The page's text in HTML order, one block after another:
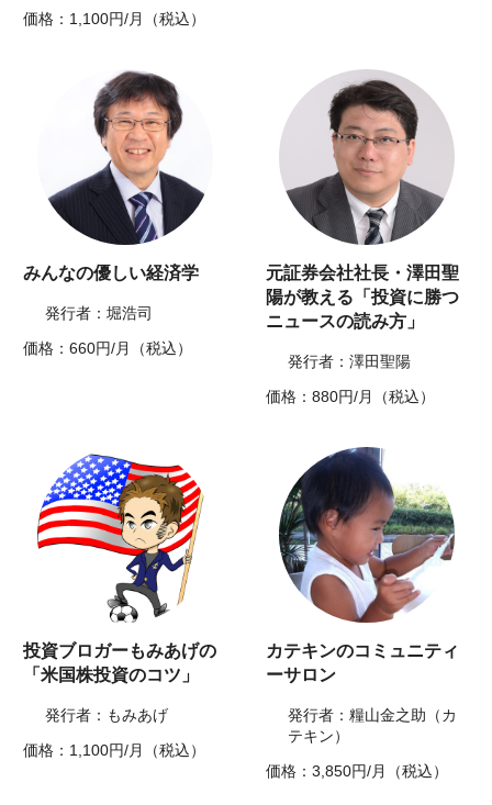
価格：1,100円/月（税込）
みんなの優しい経済学
発行者：堀浩司
価格：660円/月（税込）
元証券会社社長・澤田聖
陽が教える「投資に勝つ
ニュースの読み方」
発行者：澤田聖陽
価格：880円/月（税込）
投資ブロガーもみあげの
「米国株投資のコツ」
発行者：もみあげ
価格：1,100円/月（税込）
カテキンのコミュニティ
ーサロン
発行者：糧山金之助（カ
テキン）
価格：3,850円/月（税込）